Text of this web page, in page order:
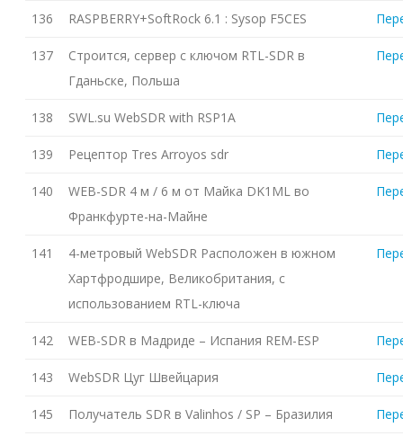
136 RASPBERRY+SoftRock 6.1 : Sysop F5CES
137
Строится, сервер с ключом RTL-SDR в
Гданьске, Польша
138 SWL.su WebSDR with RSP1A
139 Рецептор Tres Arroyos sdr
140
WEB-SDR 4 м / 6 м от Майка DK1ML во
Франкфурте-на-Майне
141
4-метровый WebSDR Расположен в южном
Хартфродшире, Великобритания, с
использованием RTL-ключа
142 WEB-SDR в Мадриде – Испания REM-ESP
143 WebSDR Цуг Швейцария
145 Получатель SDR в Valinhos / SP – Бразилия